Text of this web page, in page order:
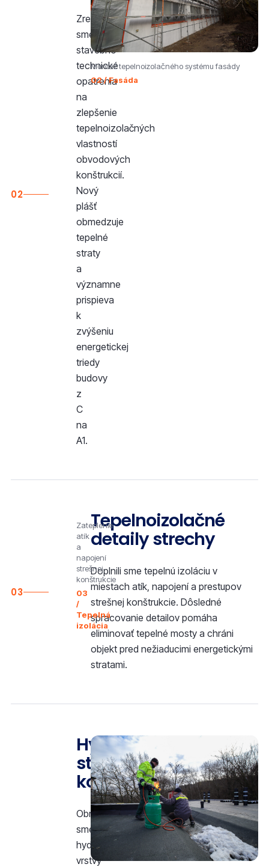
02
Zrealizovali
sme
stavebno-
technické
opatrenia
na
zlepšenie
tepelnoizolačných
vlastností
obvodových
konštrukcií.
Nový
plášť
obmedzuje
tepelné
straty
a
významne
prispieva
k
zvýšeniu
energetickej
triedy
budovy
z
C
na
A1.
Montáž tepelnoizolačného systému fasády
02 / Fasáda
03
Tepelnoizolačné
detaily strechy
Doplnili sme tepelnú izoláciu v
miestach atík, napojení a prestupov
strešnej konštrukcie. Dôsledné
spracovanie detailov pomáha
eliminovať tepelné mosty a chráni
objekt pred nežiaducimi energetickými
stratami.
Zateplenie
atík
a
napojení
strešnej
konštrukcie
03
/
Tepelná
izolácia
Hydroizolácia
strešných
konštrukcií
Obnovili
sme
hydroizolačné
vrstvy